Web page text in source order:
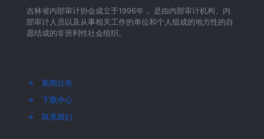
吉林省内部审计协会成立于1996年， 是由内部审计机构、内
部审计人员以及从事相关工作的单位和个人组成的地方性的自
愿结成的非营利性社会组织。
→
新闻公告
→
下载中心
→
联系我们